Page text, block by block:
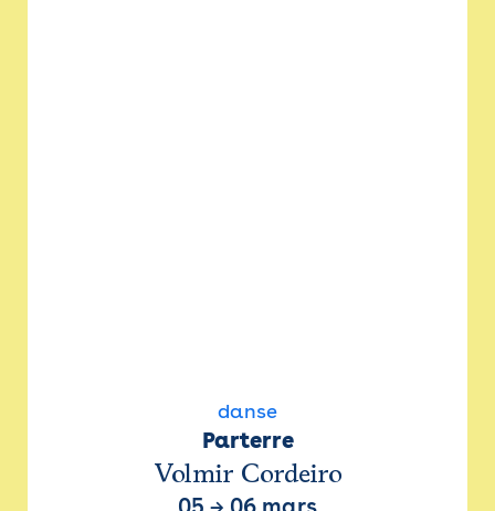
danse
Parterre
Volmir Cordeiro